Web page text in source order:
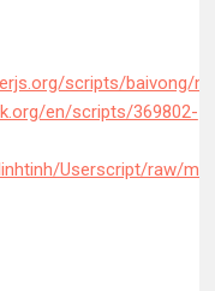
scripts/baivong/
en/scripts/369802-
Userscript/raw/